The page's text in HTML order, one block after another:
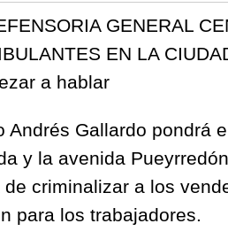
GENERAL
EN LA
a hablar
Andrés Gallardo pondrá
y la avenida
criminalizar a los
para los trabajadores.